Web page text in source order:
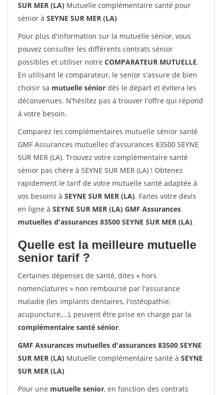
SUR MER (LA) Mutuelle complémentaire santé pour
sénior à SEYNE SUR MER (LA)
Pour plus d'information sur la mutuelle sénior, vous
pouvez consulter les différents contrats sénior
possibles et utiliser notre COMPARATEUR MUTUELLE.
En utilisant le comparateur, le senior s'assure de bien
choisir sa mutuelle sénior dès le départ et évitera les
déconvenues. N'hésitez pas à trouver l'offre qui répond
à votre besoin.
Comparez les complémentaires mutuelle sénior santé
GMF Assurances mutuelles d'assurances 83500 SEYNE
SUR MER (LA). Trouvez votre complémentaire santé
sénior pas chère à SEYNE SUR MER (LA) ! Obtenez
rapidement le tarif de votre mutuelle santé adaptée à
vos besoins à SEYNE SUR MER (LA). Faites votre devis
en ligne à SEYNE SUR MER (LA) GMF Assurances
mutuelles d'assurances 83500 SEYNE SUR MER (LA).
Quelle est la meilleure mutuelle
senior tarif ?
Certaines dépenses de santé, dites « hors
nomenclatures » non remboursé par l'assurance
maladie (les implants dentaires, l'ostéopathie,
acupuncture,...), peuvent être prise en charge par la
complémentaire santé sénior.
GMF Assurances mutuelles d'assurances 83500 SEYNE
SUR MER (LA) Mutuelle complémentaire santé à SEYNE
SUR MER (LA)
Pour une mutuelle senior, en fonction des contrats